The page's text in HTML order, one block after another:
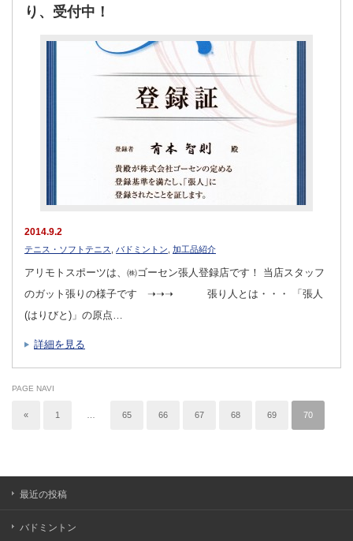
り、受付中！
2014.9.2
テニス・ソフトテニス バドミントン 加工品紹介
アリモトスポーツは、㈱ゴーセン張人登録店です！ 当店スタッフ
のガット張りの様子です ➝➝➝ 張り人とは・・・ 「張人
(はりびと)」の原点…
詳細を見る
PAGE NAVI
« 1 65 66 67 68 69 70
最近の投稿
バドミントン